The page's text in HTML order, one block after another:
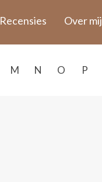
Recensies Over mij
M N O P